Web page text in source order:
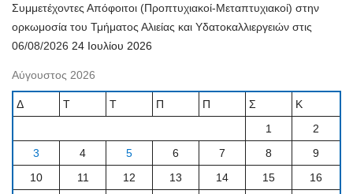
Συμμετέχοντες Απόφοιτοι (Προπτυχιακοί-Μεταπτυχιακοί) στην
ορκωμοσία του Τμήματος Αλιείας και Υδατοκαλλιεργειών στις
06/08/2026 24 Ιουλίου 2026
Αύγουστος 2026
Δ Τ Τ Π Π Σ
Κ
1
2
3
4 5 6 7 8
9
10
11 12 13 14 15
16